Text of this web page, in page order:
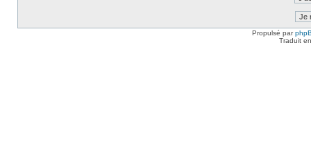
Propulsé par
Traduit